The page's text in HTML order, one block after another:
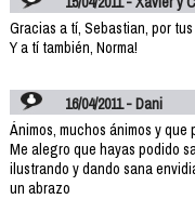
Gracias a tí, Sebastian, por tus
Y a tí también, Norma!
16/04/2011 - Dani
Ánimos, muchos ánimos y
Me alegro que hayas podido
ilustrando y dando sana
un abrazo